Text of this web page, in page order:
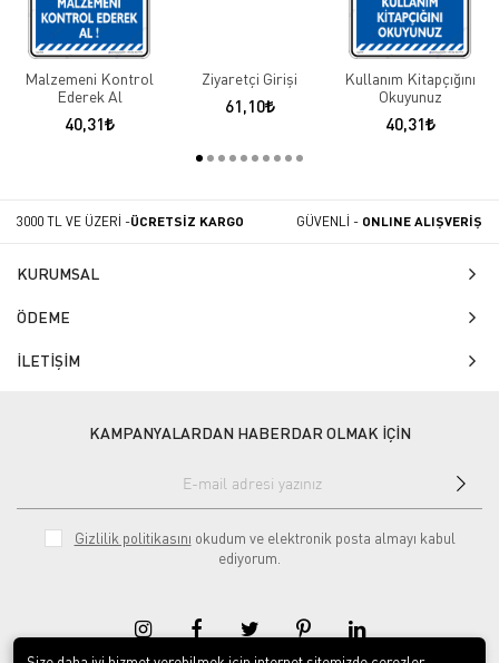
Malzemeni Kontrol
Ederek Al
40,31
Ziyaretçi Girişi
61,10
Kullanım Kitapçığını
Okuyunuz
40,31
3000 TL VE ÜZERİ -ÜCRETSİZ KARGO GÜVENLİ - ONLINE ALIŞVERİŞ
KURUMSAL
ÖDEME
İLETİŞİM
KAMPANYALARDAN HABERDAR OLMAK İÇİN
Gizlilik politikasını okudum ve elektronik posta almayı kabul
ediyorum.